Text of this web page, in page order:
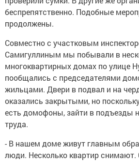
беспрепятственно. Подобные
продолжены.
Совместно с участковым
Самигуллиным мы побывали в
многоквартирных домах по улице
пообщались с председателями
жильцами. Двери в подвал и на
оказались закрытыми, но
есть домофоны, зайти в подъезды
труда.
- В нашем доме живут главным
люди. Несколько квартир снимают.